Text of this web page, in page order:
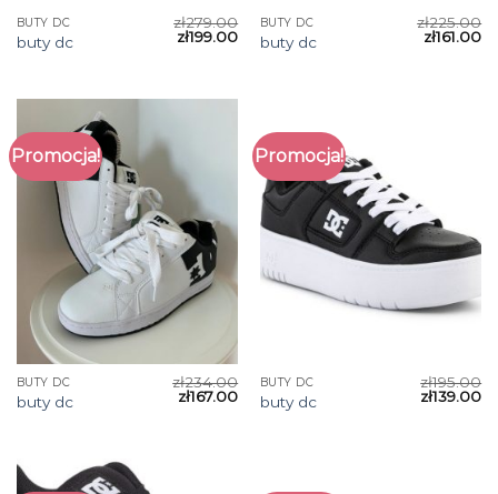
BUTY DC
buty dc
zł279.00
zł199.00
BUTY DC
buty dc
zł225.00
zł161.00
Promocja!
BUTY DC
buty dc
zł234.00
zł167.00
Promocja!
BUTY DC
buty dc
zł195.00
zł139.00